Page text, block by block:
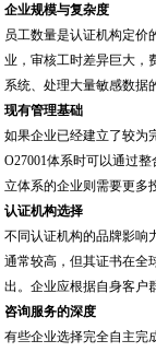
企业规模与复杂度
员工数量是认证机构定价
业，审核工时差异巨大，
系统、处理大量敏感数据
现有管理基础
如果企业已经建立了较为
O27001体系时可以通过
立体系的企业则需要更多
认证机构选择
不同认证机构的品牌影响
通常较高，但其证书在全
出。企业应根据自身客户
咨询服务的深度
有些企业选择完全自主完